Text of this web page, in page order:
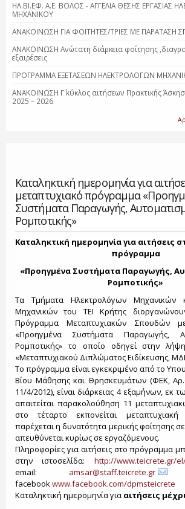
ΗΛ.ΒΙ.ΕΦ. Α.Ε. ΒΟΛΟΣ - ΑΓΓΕΛΙΑ ΘΕΣΗΣ ΕΡΓΑΣΙΑΣ
ΜΗΧΑΝΙΚΟΥ
ΑΝΑΚΟΙΝΩΣΗ ΓΙΑ ΦΟΙΤΗΤΕΣ/ΤΡΙΕΣ ΜΕ ΠΑΡΑΤΑΣΗ
ΑΝΑΚΟΙΝΩΣΗ Ανώτατη διάρκεια φοίτησης
εξαιρέσεις
ΠΡΟΓΡΑΜΜΑ ΕΞΕΤΑΣΕΩΝ ΗΛΕΚΤΡΟΛΟΓΩΝ
ΑΝΑΚΟΙΝΩΣΗ Γ΄ κύκλος αιτήσεων Πρακτικής
2025 – 2026
Καταληκτική ημερομηνία για
μεταπτυχιακό πρόγραμμα
Συστήματα Παραγωγής,
Ρομποτικής»
Καταληκτική ημερομηνία για αιτήσεις
πρόγραμμα
«Προηγμένα Συστήματα Παραγωγής,
Ρομποτικής»
Τα Τμήματα Ηλεκτρολόγων Μηχανικών
Μηχανικών του ΤΕΙ Κρήτης
Πρόγραμμα Μεταπτυχιακών Σπουδών
«Προηγμένα Συστήματα Παραγωγής,
Ρομποτικής» το οποίο οδηγεί στην
«Μεταπτυχιακού Διπλώματος Ειδίκευσης,
Το πρόγραμμα είναι εγκεκριμένο από το
Βίου Μάθησης και Θρησκευμάτων (ΦΕΚ,
11/4/2012), είναι διάρκειας 4 εξαμήνων, εκ
απαιτείται παρακολούθηση 11
στο τέταρτο εκπονείται μεταπτυχιακή
παρέχεται η δυνατότητα μερικής φοίτησης
απευθύνεται κυρίως σε εργαζόμενους.
Πληροφορίες για αιτήσεις στο πρόγραμμα
στην ιστοσελίδα: http://www.teicrete.gr/
email: amsar@staff.teicrete.gr
facebookwww.facebook.com/dpmsteicrete
Καταληκτική ημερομηνία για αιτήσεις